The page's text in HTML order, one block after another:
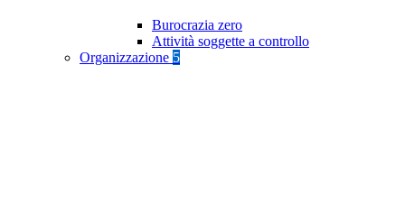
Burocrazia zero
Attività soggette a controllo
Organizzazione 5